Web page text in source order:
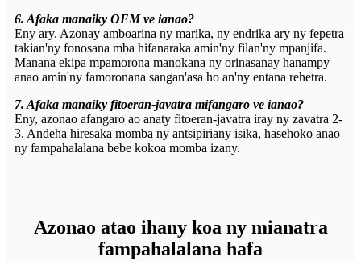
6. Afaka manaiky OEM ve ianao?
Eny ary. Azonay amboarina ny marika, ny endrika ary ny fepetra
takian'ny fonosana mba hifanaraka amin'ny filan'ny mpanjifa.
Manana ekipa mpamorona manokana ny orinasanay hanampy
anao amin'ny famoronana sangan'asa ho an'ny entana rehetra.
7. Afaka manaiky fitoeran-javatra mifangaro ve ianao?
Eny, azonao afangaro ao anaty fitoeran-javatra iray ny zavatra 2-
3. Andeha hiresaka momba ny antsipiriany isika, hasehoko anao
ny fampahalalana bebe kokoa momba izany.
Azonao atao ihany koa ny mianatra
fampahalalana hafa